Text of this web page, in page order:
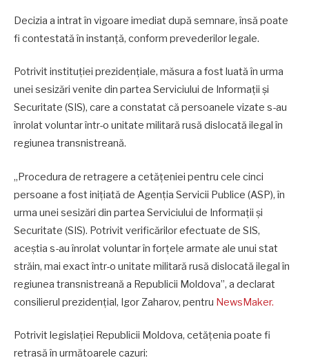
Decizia a intrat în vigoare imediat după semnare, însă poate
fi contestată în instanță, conform prevederilor legale.
Potrivit instituției prezidențiale, măsura a fost luată în urma
unei sesizări venite din partea Serviciului de Informații și
Securitate (SIS), care a constatat că persoanele vizate s-au
înrolat voluntar într-o unitate militară rusă dislocată ilegal în
regiunea transnistreană.
„Procedura de retragere a cetățeniei pentru cele cinci
persoane a fost inițiată de Agenția Servicii Publice (ASP), în
urma unei sesizări din partea Serviciului de Informații și
Securitate (SIS). Potrivit verificărilor efectuate de SIS,
aceștia s-au înrolat voluntar în forțele armate ale unui stat
străin, mai exact într-o unitate militară rusă dislocată ilegal în
regiunea transnistreană a Republicii Moldova”, a declarat
consilierul prezidențial, Igor Zaharov, pentru NewsMaker.
Potrivit legislației Republicii Moldova, cetățenia poate fi
retrasă în următoarele cazuri: